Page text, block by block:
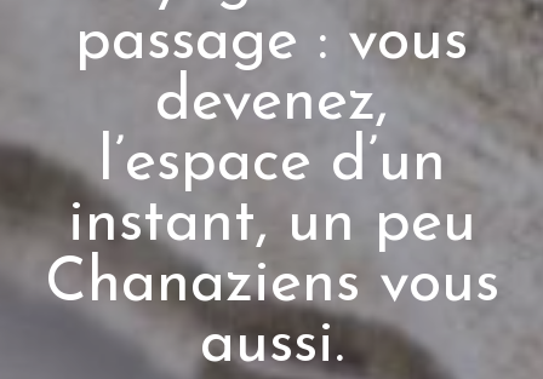
passage : vous
devenez,
l’espace d’un
instant, un peu
Chanaziens vous
aussi.